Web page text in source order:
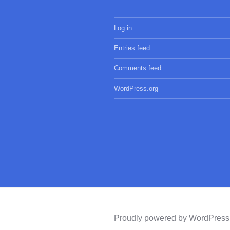
Log in
Entries feed
Comments feed
WordPress.org
Proudly powered by WordPress